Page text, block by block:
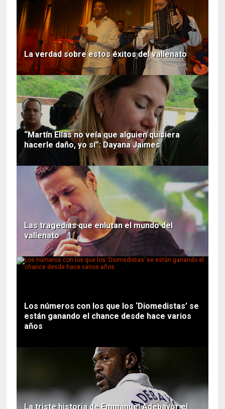
La verdad sobre estos éxitos del vallenato
“Martín Elías no veía que alguien quisiera
hacerle daño, yo sí”: Dayana Jaimes
Las tragedias que enlutan el mundo del
vallenato
Los números con los que los ‘Diomedistas’ se
están ganando el chance desde hace varios
años
La triste historia de Emmanuel Adebayor el